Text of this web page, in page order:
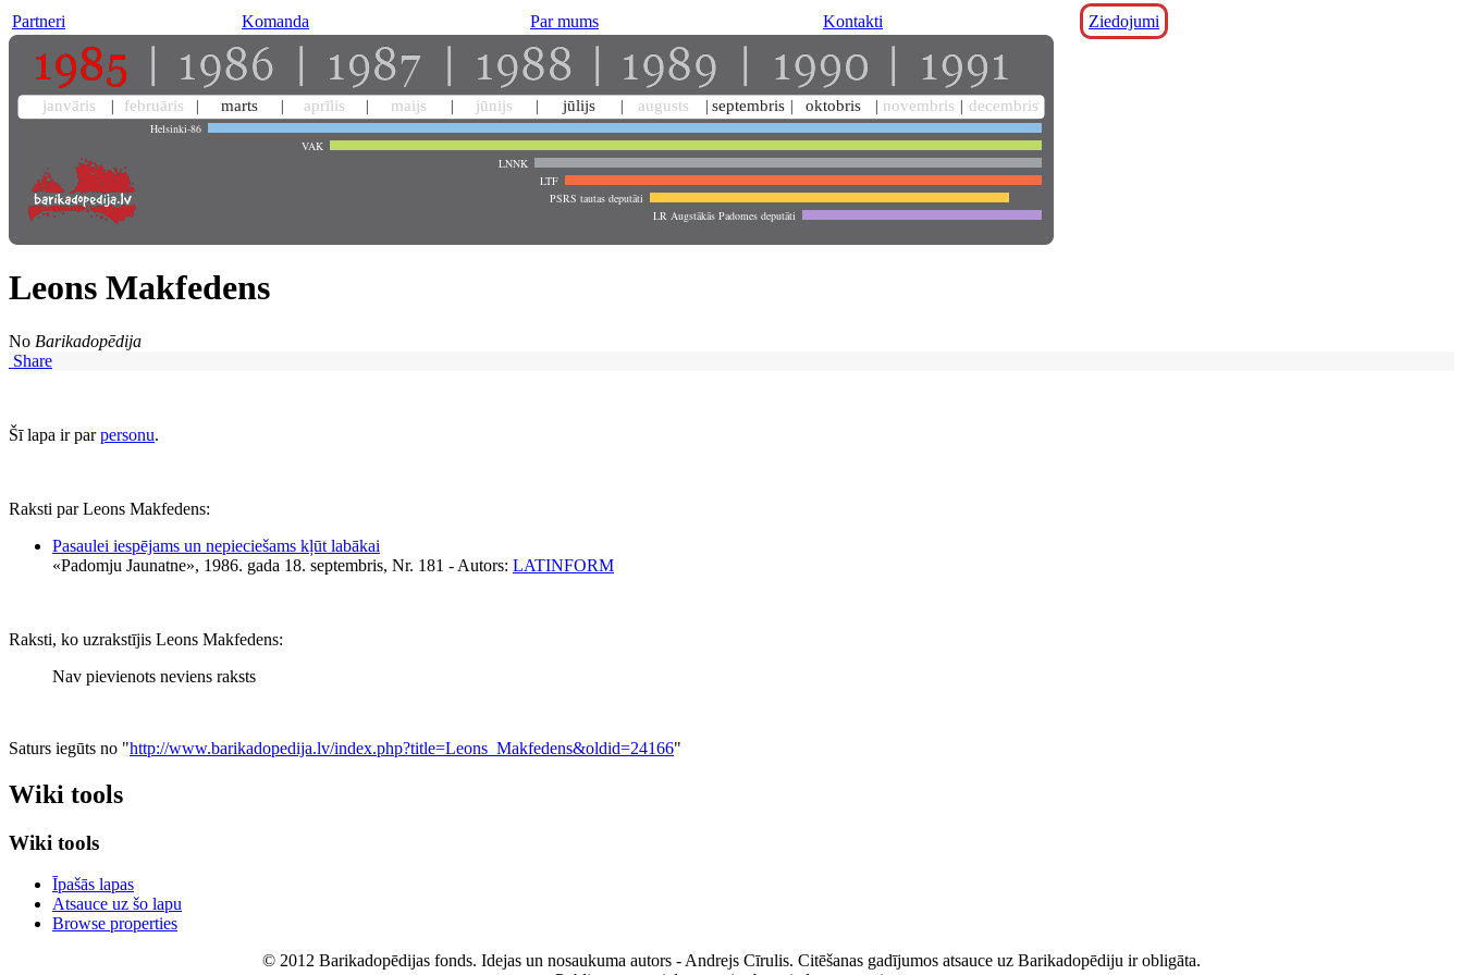
Partneri Komanda Par mums Kontakti Ziedojumi
janvāris februāris marts aprīlis maijs jūnijs jūlijs augusts septembris oktobris novembris decembris
Helsinki-86
VAK
LNNK
LTF
PSRS tautas deputāti
LR Augstākās Padomes deputāti
Leons Makfedens
No Barikadopēdija
Share
Šī lapa ir parpersonu.
Raksti par Leons Makfedens:
Pasaulei iespējams un nepieciešams kļūt labākai
«Padomju Jaunatne», 1986. gada 18. septembris, Nr. 181 - Autors: LATINFORM
Raksti, ko uzrakstījis Leons Makfedens:
Nav pievienots neviens raksts
Saturs iegūts no "http://www.barikadopedija.lv/index.php?title=Leons_Makfedens&oldid=24166"
Wiki tools
Wiki tools
Īpašās lapas
Atsauce uz šo lapu
Browse properties
© 2012 Barikadopēdijas fonds. Idejas un nosaukuma autors - Andrejs Cīrulis. Citēšanas gadījumos atsauce uz Barikadopēdiju ir obligāta.